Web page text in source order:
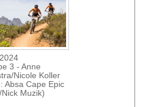
3 - Anne
Nicole Koller
Absa Cape Epic
Nick Muzik)